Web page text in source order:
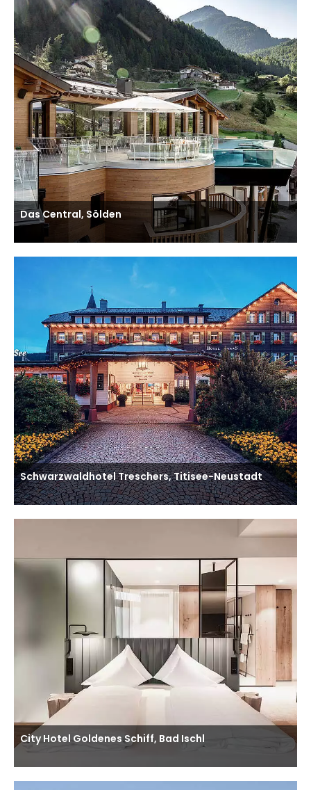
Das Central, Sölden
Schwarzwaldhotel Treschers, Titisee-Neustadt
City Hotel Goldenes Schiff, Bad Ischl